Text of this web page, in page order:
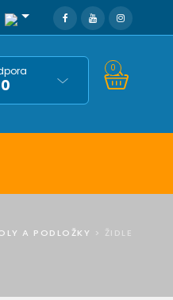
0
A PODLOŽKY > ŽIDLE